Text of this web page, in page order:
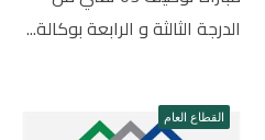
الدرجة الثالثة و الرابعة بوكالة...
القطاع العام